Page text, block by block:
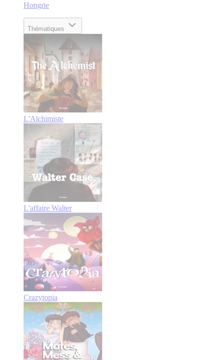
Hongrie
Thématiques
L'Alchimiste
L'affaire Walter
Crazytopia